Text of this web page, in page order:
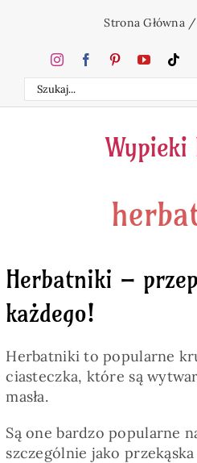
zawartości
Strona Główna /
Szukaj
Wypieki
Herbatniki –
każdego!
Herbatniki to popularne
ciasteczka, które są
masła.
Są one bardzo popularne
szczególnie jako